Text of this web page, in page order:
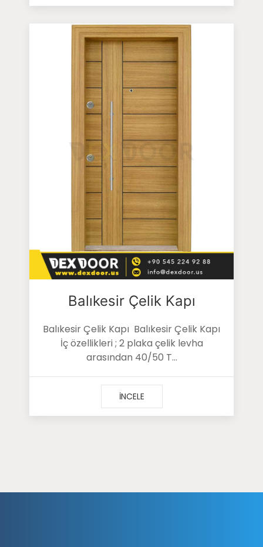
Balıkesir Çelik Kapı
Balıkesir Çelik Kapı Balıkesir Çelik Kapı
İç özellikleri ; 2 plaka çelik levha
arasından 40/50 T...
İNCELE